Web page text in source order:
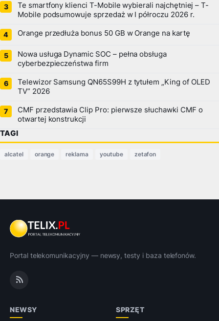
Te smartfony klienci T-Mobile wybierali najchętniej – T-
Mobile podsumowuje sprzedaż w I półroczu 2026 r.
Orange przedłuża bonus 50 GB w Orange na kartę
Nowa usługa Dynamic SOC – pełna obsługa
cyberbezpieczeństwa firm
Telewizor Samsung QN65S99H z tytułem „King of OLED
TV” 2026
CMF przedstawia Clip Pro: pierwsze słuchawki CMF o
otwartej konstrukcji
TAGI
alcatel orange reklama youtube zetafon
Portal telekomunikacyjny — newsy, testy i baza telefonów.
NEWSY SPRZĘT